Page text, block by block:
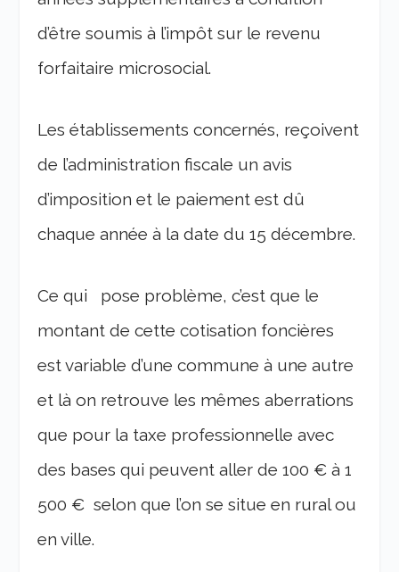
d’être soumis à l’impôt sur le revenu
forfaitaire microsocial.
Les établissements concernés, reçoivent
de l’administration fiscale un avis
d’imposition et le paiement est dû
chaque année à la date du 15 décembre.
Ce qui pose problème, c’est que le
montant de cette cotisation foncières
est variable d’une commune à une autre
et là on retrouve les mêmes aberrations
que pour la taxe professionnelle avec
des bases qui peuvent aller de 100 € à 1
500 € selon que l’on se situe en rural ou
en ville.